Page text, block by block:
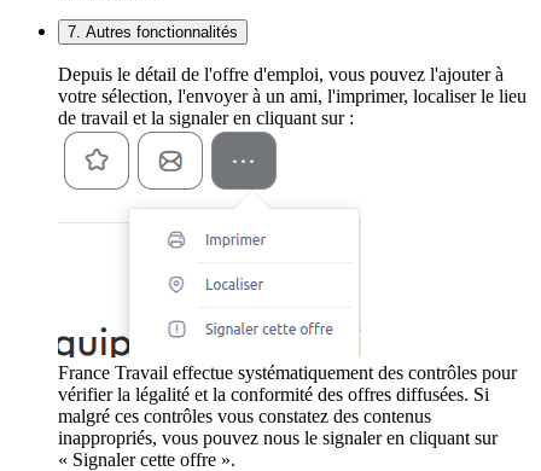
7. Autres fonctionnalités
Depuis le détail de l'offre d'emploi, vous pouvez l'ajouter à
votre sélection, l'envoyer à un ami, l'imprimer, localiser le lieu
de travail et la signaler en cliquant sur :
France Travail effectue systématiquement des contrôles pour
vérifier la légalité et la conformité des offres diffusées. Si
malgré ces contrôles vous constatez des contenus
inappropriés, vous pouvez nous le signaler en cliquant sur
« Signaler cette offre ».